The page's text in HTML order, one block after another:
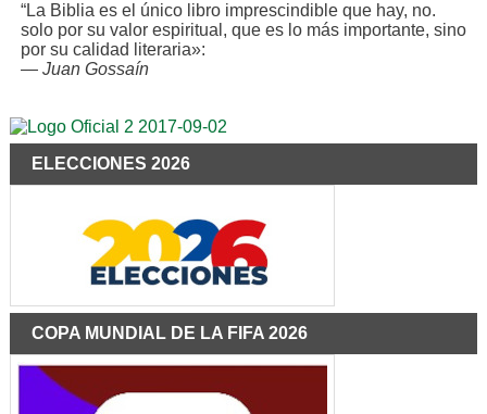
“La Biblia es el único libro imprescindible que hay, no.
solo por su valor espiritual, que es lo más importante, sino
por su calidad literaria»:
— Juan Gossaín
ELECCIONES 2026
COPA MUNDIAL DE LA FIFA 2026